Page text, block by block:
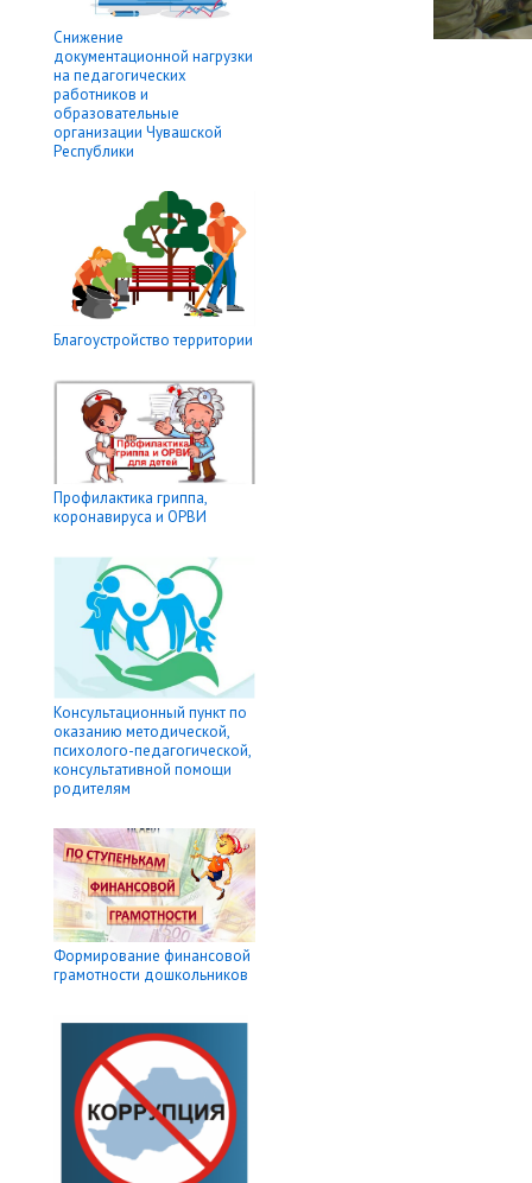
Снижение
документационной нагрузки
на педагогических
работников и
образовательные
организации Чувашской
Республики
Благоустройство территории
Профилактика гриппа,
коронавируса и ОРВИ
Консультационный пункт по
оказанию методической,
психолого-педагогической,
консультативной помощи
родителям
Формирование финансовой
грамотности дошкольников